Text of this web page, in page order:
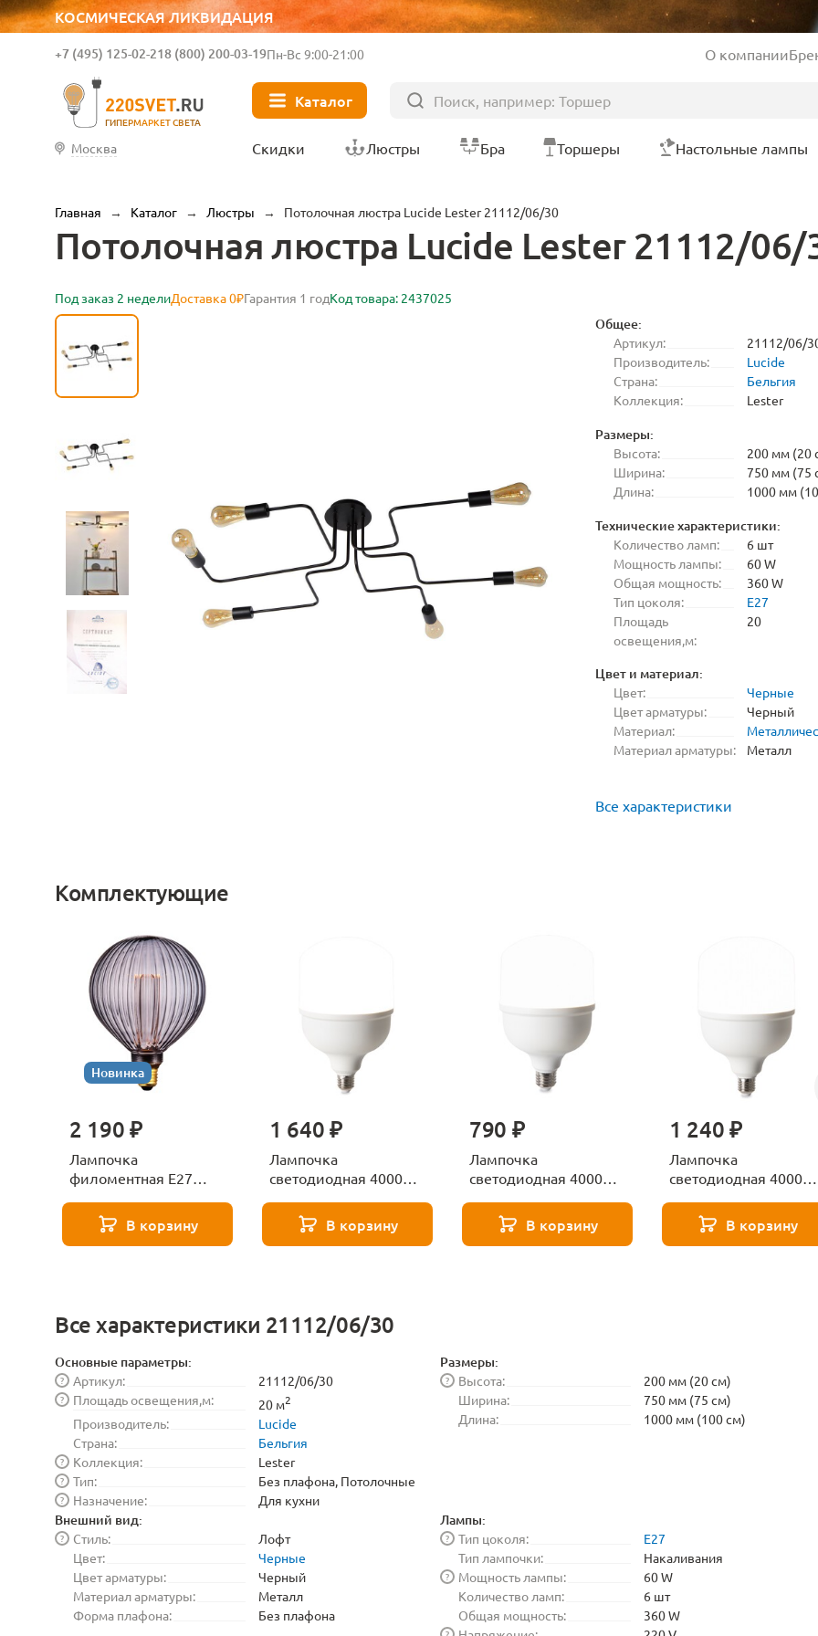
КОСМИЧЕСКАЯ ЛИКВИДАЦИЯ
ГИПЕРМАРКЕТ СВЕТА
+7 (495) 125-02-218 (800) 200-03-19Пн-Вс 9:00-21:00 О компании
Каталог
Москва Скидки Люстры Бра Торшеры Настольные лампы
Главная → Каталог → Люстры → Потолочная люстра Lucide Lester 21112/06/30
Потолочная люстра Lucide Lester 21112/06/
Под заказ 2 неделиДоставка 0₽Гарантия 1 годКод товара: 2437025
Общее:
Артикул:
21112/06/
Производитель:
Lucide
Страна:
Бельгия
Коллекция:
Lester
Размеры:
Высота:
200 мм (20
Ширина:
750 мм (75
Длина:
1000 мм
Технические характеристики:
Количество ламп:
6 шт
Мощность лампы:
60 W
Общая мощность:
360 W
Тип цоколя:
E27
Площадь
освещения,м:
20
Цвет и материал:
Цвет:
Черные
Цвет арматуры:
Черный
Материал:
Материал арматуры:
Металл
Все характеристики
Комплектующие
Новинка
2 190 ₽
Лампочка
филоментная Е27
8529
В корзину
1 640 ₽
Лампочка
светодиодная 4000К
271 8589В корзину
790 ₽
Лампочка
светодиодная 4000К
271 8587В корзину
1 240 ₽
Лампочка
светодиодная 4000К
271 8588В корзину
Все характеристики 21112/06/30
Основные параметры:
Артикул:
?
21112/06/30
Площадь освещения,м:
? 20 м2
Производитель:
Lucide
Страна:
Бельгия
Коллекция:
?
Lester
Тип:
?
Без плафона, Потолочные
Назначение:
? Для кухни
Размеры:
Высота:
?
200 мм (20 см)
Ширина:
750 мм (75 см)
Длина:
1000 мм (100 см)
Внешний вид:
Стиль:
?
Лофт
Цвет:
Черные
Цвет арматуры:
Черный
Материал арматуры:
Металл
Форма плафона:
Без плафона
Лампы:
Тип цоколя:
?
E27
Тип лампочки:
Накаливания
Мощность лампы:
?
60 W
Количество ламп:
6 шт
Общая мощность:
360 W